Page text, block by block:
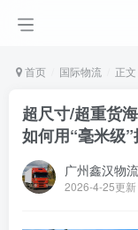
首页 国际物流 正文
超尺寸/超重货
如何用“毫米级
广州鑫汉物流
2026-4-25更新